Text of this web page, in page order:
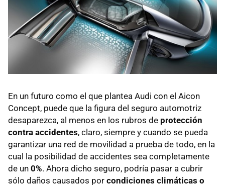
En un futuro como el que plantea Audi con el Aicon
Concept, puede que la figura del seguro automotriz
desaparezca, al menos en los rubros de protección
contra accidentes, claro, siempre y cuando se pueda
garantizar una red de movilidad a prueba de todo, en la
cual la posibilidad de accidentes sea completamente
de un 0%. Ahora dicho seguro, podría pasar a cubrir
sólo daños causados por condiciones climáticas o